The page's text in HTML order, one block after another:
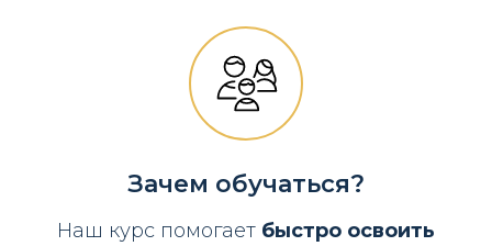
Зачем обучаться?
Наш курс помогает быстро освоить